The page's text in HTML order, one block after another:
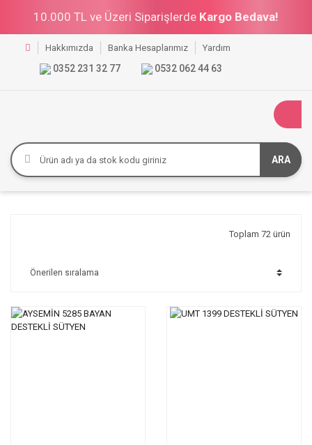
10.000 TL ve Üzeri Siparişlerde Kargo Bedava!
Hakkımızda Banka Hesaplarımız Yardım
0352 231 32 77 0532 062 44 63
ARA
Toplam 72 ürün